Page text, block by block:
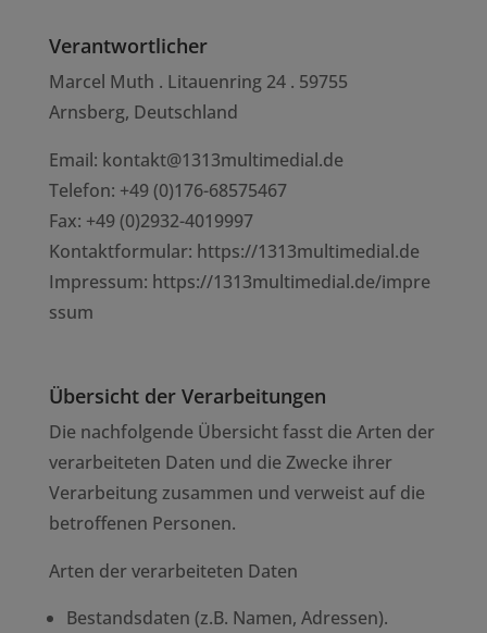
Verantwortlicher
Marcel Muth . Litauenring 24 . 59755
Arnsberg, Deutschland
Email: kontakt@1313multimedial.de
Telefon: +49 (0)176-68575467
Fax: +49 (0)2932-4019997
Kontaktformular: https://1313multimedial.de
Impressum: https://1313multimedial.de/impre
ssum
Übersicht der Verarbeitungen
Die nachfolgende Übersicht fasst die Arten der
verarbeiteten Daten und die Zwecke ihrer
Verarbeitung zusammen und verweist auf die
betroffenen Personen.
Arten der verarbeiteten Daten
Bestandsdaten (z.B. Namen, Adressen).